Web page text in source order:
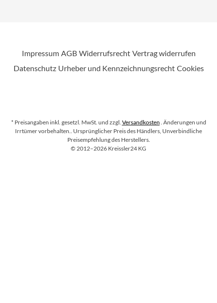
Impressum AGB Widerrufsrecht Vertrag widerrufen
Datenschutz Urheber und Kennzeichnungsrecht Cookies
* Preisangaben inkl. gesetzl. MwSt. und zzgl. Versandkosten . Änderungen und
Irrtümer vorbehalten.
. Ursprünglicher Preis des Händlers, Unverbindliche
Preisempfehlung des Herstellers.
© Copyright
2012–2026 Kreissler24 KG